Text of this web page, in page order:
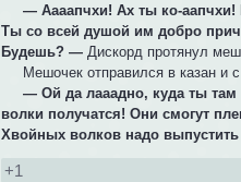
— Аааапчхи! Ах ты ко-
Ты со всей душой им добро
Будешь? — Дискорд протянул
Мешочек отправился в казан и
— Ой да лааадно, куда ты там
волки получатся! Они смогут
Хвойных волков надо выпустить
+1